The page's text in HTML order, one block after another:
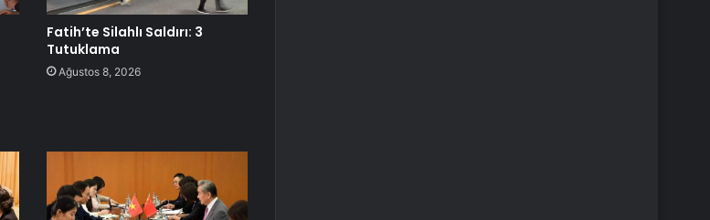
Fatih’te Silahlı Saldırı: 3
Tutuklama
Ağustos 8, 2026